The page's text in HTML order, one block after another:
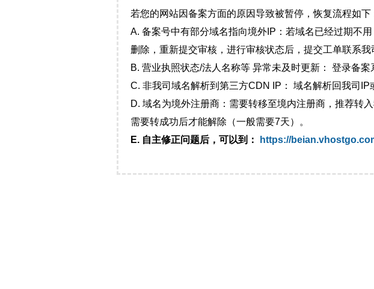
若您的网站因备案方面的原因导致被暂停，恢复流程如下
A. 备案号中有部分域名指向境外IP：若域名已经过期不
删除，重新提交审核，进行审核状态后，提交工单联系
B. 营业执照状态/法人名称等 异常未及时更新： 登录备案
C. 非我司域名解析到第三方CDN IP： 域名解析回我司IP
D. 域名为境外注册商：需要转移至境内注册商，推荐转入
需要转成功后才能解除（一般需要7天）。
E. 自主修正问题后，可以到：
https://